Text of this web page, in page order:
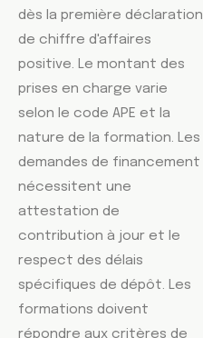
dès la première déclaration
de chiffre d'affaires
positive. Le montant des
prises en charge varie
selon le code APE et la
nature de la formation. Les
demandes de financement
nécessitent une
attestation de
contribution à jour et le
respect des délais
spécifiques de dépôt. Les
formations doivent
répondre aux critères de